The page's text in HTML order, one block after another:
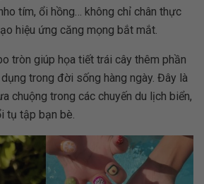
tím, ổi hồng… không chỉ chân thực
hiệu ứng căng mọng bắt mắt.
tròn giúp họa tiết trái cây thêm phần
trong đời sống hàng ngày. Đây là
chuộng trong các chuyến du lịch biển,
tụ tập bạn bè.